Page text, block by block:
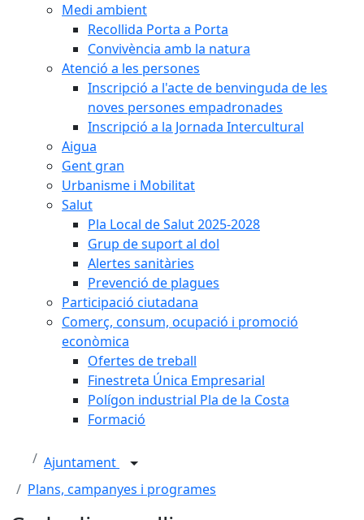
Medi ambient
Recollida Porta a Porta
Convivència amb la natura
Atenció a les persones
Inscripció a l'acte de benvinguda de les
noves persones empadronades
Inscripció a la Jornada Intercultural
Aigua
Gent gran
Urbanisme i Mobilitat
Salut
Pla Local de Salut 2025-2028
Grup de suport al dol
Alertes sanitàries
Prevenció de plagues
Participació ciutadana
Comerç, consum, ocupació i promoció
econòmica
Ofertes de treball
Finestreta Única Empresarial
Polígon industrial Pla de la Costa
Formació
Ajuntament
Plans, campanyes i programes